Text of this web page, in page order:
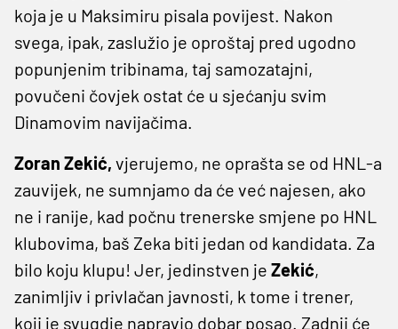
koja je u Maksimiru pisala povijest. Nakon
svega, ipak, zaslužio je oproštaj pred ugodno
popunjenim tribinama, taj samozatajni,
povučeni čovjek ostat će u sjećanju svim
Dinamovim navijačima.
Zoran Zekić, vjerujemo, ne oprašta se od HNL-a
zauvijek, ne sumnjamo da će već najesen, ako
ne i ranije, kad počnu trenerske smjene po HNL
klubovima, baš Zeka biti jedan od kandidata. Za
bilo koju klupu! Jer, jedinstven je Zekić,
zanimljiv i privlačan javnosti, k tome i trener,
koji je svugdje napravio dobar posao. Zadnji će